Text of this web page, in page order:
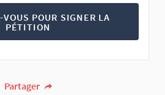
POUR SIGNER LA
PÉTITION
Partager